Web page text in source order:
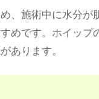
、施術中に水分が
めです。ホイップ
あります。